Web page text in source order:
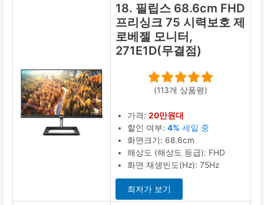
18. 필립스 68.6cm FHD
프리싱크 75 시력보호 제
로베젤 모니터,
271E1D(무결점)
(113개 상품평)
가격:20만원대
할인 여부:4% 세일 중
화면크기: 68.6cm
해상도 (해상도 등급): FHD
화면 재생빈도(Hz): 75Hz
최저가 보기